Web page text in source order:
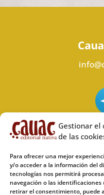
Gestionar el
de las
Para ofrecer una mejor
y/o acceder a la información del
tecnologías nos permitirá
navegación o las
retirar el consentimiento, puede
Síguenos